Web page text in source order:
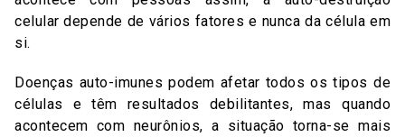
celular depende de vários fatores e nunca da célula em
si.
Doenças auto-imunes podem afetar todos os tipos de
células e têm resultados debilitantes, mas quando
acontecem com neurônios, a situação torna-se mais